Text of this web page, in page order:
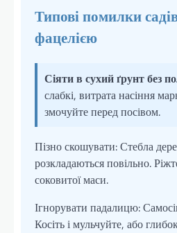
Типові помилки
фацелією
Сіяти в сухий ґрунт без
слабкі, витрата насіння
змочуйте перед посівом.
Пізно скошувати: Стебла
розкладаються повільно.
соковитої маси.
Ігнорувати падалицю:
Косіть і мульчуйте, або